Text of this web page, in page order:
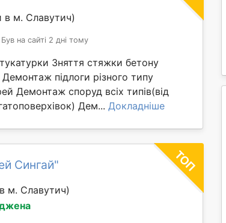
в м. Славутич)
Був на сайті 2 дні тому
Зняття стяжки бетону
підлоги різного типу
Демонтаж споруд всіх типів(від
Дем... Докладніше
Сингай"
м. Славутич)